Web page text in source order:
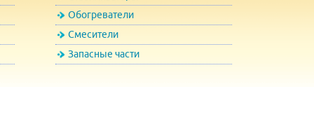
Обогреватели
Смесители
Запасные части